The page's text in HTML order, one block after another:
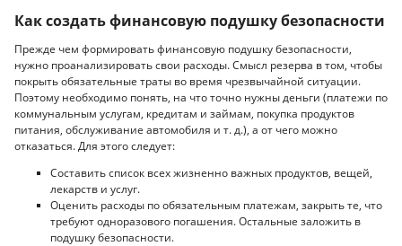
Как создать финансовую подушку безопасности
Прежде чем формировать финансовую подушку безопасности,
нужно проанализировать свои расходы. Смысл резерва в том, чтобы
покрыть обязательные траты во время чрезвычайной ситуации.
Поэтому необходимо понять, на что точно нужны деньги (платежи по
коммунальным услугам, кредитам и займам, покупка продуктов
питания, обслуживание автомобиля и т. д.), а от чего можно
отказаться. Для этого следует:
Составить список всех жизненно важных продуктов, вещей,
лекарств и услуг.
Оценить расходы по обязательным платежам, закрыть те, что
требуют одноразового погашения. Остальные заложить в
подушку безопасности.